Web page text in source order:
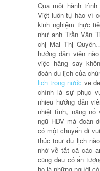
Qua mỗi hành
Việt luôn tự hào vì
kinh nghiệm thực
như anh Trần Văn
chị Mai Thị
hướng dẫn viên
việc hăng say
đoàn du lịch của
lịch trong nước về
chính là sự phục
nhiều hướng dẫn
nhiệt tình, năng nổ
ngũ HDV mà đoàn
có một chuyến đi
thúc tour du lịch
nhớ về tất cả các
cũng đều có ấn